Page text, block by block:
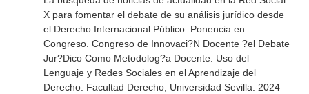
X para fomentar el debate de su análisis jurídico desde
el Derecho Internacional Público. Ponencia en
Congreso. Congreso de Innovaci?N Docente ?el Debate
Jur?Dico Como Metodolog?a Docente: Uso del
Lenguaje y Redes Sociales en el Aprendizaje del
Derecho. Facultad Derecho, Universidad Sevilla. 2024